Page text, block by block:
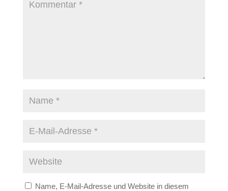
Name, E-Mail-Adresse und Website in diesem